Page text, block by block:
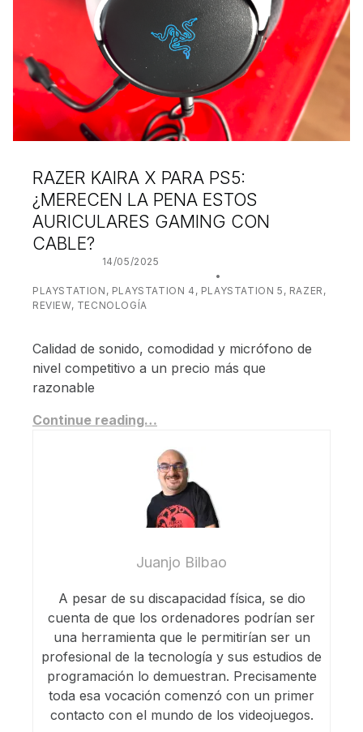
RAZER KAIRA X PARA PS5:
¿MERECEN LA PENA ESTOS
AURICULARES GAMING CON
CABLE?
14/05/2025
PLAYSTATION , PLAYSTATION 4 , PLAYSTATION 5 , RAZER ,
REVIEW, TECNOLOGÍA
Calidad de sonido, comodidad y micrófono de
nivel competitivo a un precio más que
razonable
Continue reading…
Juanjo Bilbao
A pesar de su discapacidad física, se dio
cuenta de que los ordenadores podrían ser
una herramienta que le permitirían ser un
profesional de la tecnología y sus estudios de
programación lo demuestran. Precisamente
toda esa vocación comenzó con un primer
contacto con el mundo de los videojuegos.